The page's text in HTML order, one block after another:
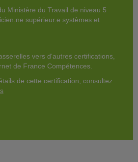
Ministère du Travail de niveau 5
supérieur.e systèmes et
vers d'autres certifications,
de France Compétences.
de cette certification, consultez